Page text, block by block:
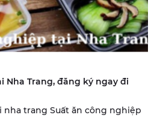
Nha Trang, đăng ký ngay đi
nha trang Suất ăn công nghiệp